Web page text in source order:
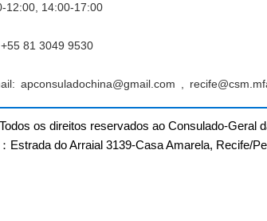
12:00, 14:00-17:00
81 3049 9530
apconsuladochina@gmail.com ,
Todos os direitos reservados ao Consulado-Geral
Estrada do Arraial 3139-Casa Amarela, Recife/